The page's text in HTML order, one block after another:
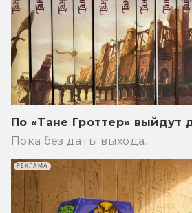
По «Тане Гроттер» выйдут
Пока без даты выхода.
РЕКЛАМА